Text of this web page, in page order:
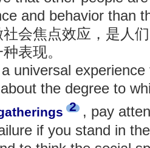
and behavior than
会焦点效应，是人
表现。
universal
the degree to
2 , pay
if you stand in